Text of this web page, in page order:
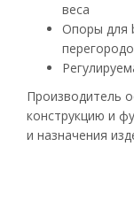
веса
Опоры для
Производитель
конструкцию и
и назначения